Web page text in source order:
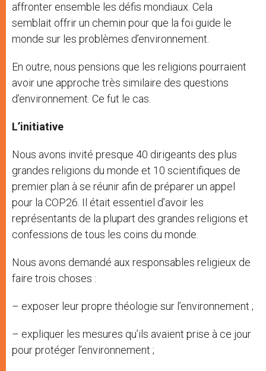
affronter ensemble les défis mondiaux. Cela
semblait offrir un chemin pour que la foi guide le
monde sur les problèmes d’environnement.
En outre, nous pensions que les religions pourraient
avoir une approche très similaire des questions
d’environnement. Ce fut le cas.
L’initiative
Nous avons invité presque 40 dirigeants des plus
grandes religions du monde et 10 scientifiques de
premier plan à se réunir afin de préparer un appel
pour la COP26. Il était essentiel d’avoir les
représentants de la plupart des grandes religions et
confessions de tous les coins du monde.
Nous avons demandé aux responsables religieux de
faire trois choses :
– exposer leur propre théologie sur l’environnement ;
– expliquer les mesures qu’ils avaient prise à ce jour
pour protéger l’environnement ;